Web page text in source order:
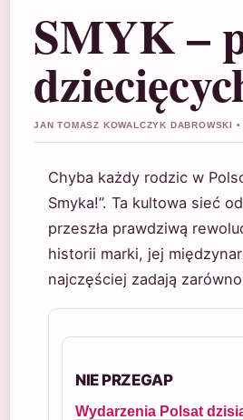
SMYK –
JAN TOMASZ KOWALCZYK DABROWSKI
Chyba każdy rodzic w
Smyka!”. Ta kultowa sieć
przeszła prawdziwą
historii marki, jej
najczęściej zadają
NIE PRZEGAP
Wydarzenia Polsat